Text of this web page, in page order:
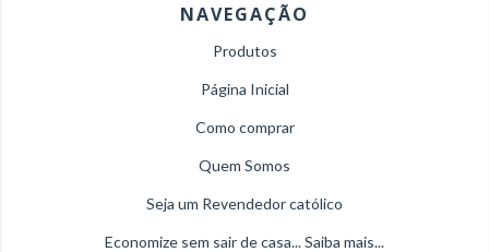
NAVEGAÇÃO
Produtos
Página Inicial
Como comprar
Quem Somos
Seja um Revendedor católico
Economize sem sair de casa... Saiba mais...